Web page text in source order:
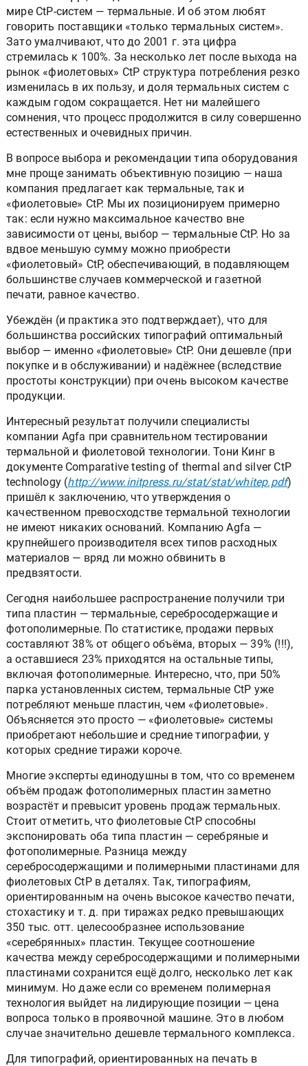
технологий. Да, сегодня половина установленных в
мире CtP-систем — термальные. И об этом любят
говорить поставщики «только термальных систем».
Зато умалчивают, что до 2001 г. эта цифра
стремилась к 100%. За несколько лет после выхода на
рынок «фиолетовых» CtP структура потребления резко
изменилась в их пользу, и доля термальных систем с
каждым годом сокращается. Нет ни малейшего
сомнения, что процесс продолжится в силу совершенно
В вопросе выбора и рекомендации типа оборудования
мне проще занимать объективную позицию — наша
компания предлагает как термальные, так и
«фиолетовые» CtP. Мы их позиционируем примерно
так: если нужно максимальное качество вне
зависимости от цены, выбор — термальные CtP. Но за
вдвое меньшую сумму можно приобрести
«фиолетовый» CtP, обеспечивающий, в подавляющем
большинстве случаев коммерческой и газетной
Убеждён (и практика это подтверждает), что для
большинства российских типографий оптимальный
выбор — именно «фиолетовые» CtP. Они дешевле (при
покупке и в обслуживании) и надёжнее (вследствие
простоты конструкции) при очень высоком качестве
Интересный результат получили специалисты
компании Agfa при сравнительном тестировании
термальной и фиолетовой технологии. Тони Кинг в
документе Comparative testing of thermal and silver CtP
technology (http://www.initpress.ru/stat/stat/whitep.pdf
пришёл к заключению, что утверждения о
качественном превосходстве термальной технологии
не имеют никаких оснований. Компанию Agfa —
крупнейшего производителя всех типов расходных
материалов — вряд ли можно обвинить в
Сегодня наибольшее распространение получили три
типа пластин — термальные, серебросодержащие и
фотополимерные. По статистике, продажи первых
составляют 38% от общего объёма, вторых — 39% (!!!),
а оставшиеся 23% приходятся на остальные типы,
включая фотополимерные. Интересно, что, при 50%
парка установленных систем, термальные CtP уже
потребляют меньше пластин, чем «фиолетовые».
Объясняется это просто — «фиолетовые» системы
приобретают небольшие и средние типографии, у
Многие эксперты единодушны в том, что со временем
объём продаж фотополимерных пластин заметно
возрастёт и превысит уровень продаж термальных.
Стоит отметить, что фиолетовые CtP способны
экспонировать оба типа пластин — серебряные и
фотополимерные. Разница между
серебросодержащими и полимерными пластинами для
фиолетовых CtP в деталях. Так, типографиям,
ориентированным на очень высокое качество печати,
стохастику и т. д. при тиражах редко превышающих
350 тыс. отт. целесообразнее использование
«серебрянных» пластин. Текущее соотношение
качества между серебросодержащими и полимерными
пластинами сохранится ещё долго, несколько лет как
минимум. Но даже если со временем полимерная
технология выйдет на лидирующие позиции — цена
вопроса только в проявочной машине. Это в любом